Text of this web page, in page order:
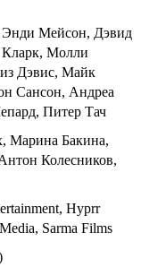
Энди Мейсон, Дэвид
Молли
Дэвис, Майк
Сансон, Андреа
Питер Тач
Марина Бакина,
Колесников,
Hyprr
Sarma Films